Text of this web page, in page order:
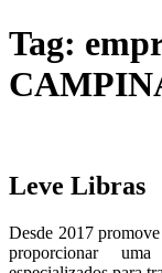
Tag:
Leve Libras
Desde 2017
proporcionar